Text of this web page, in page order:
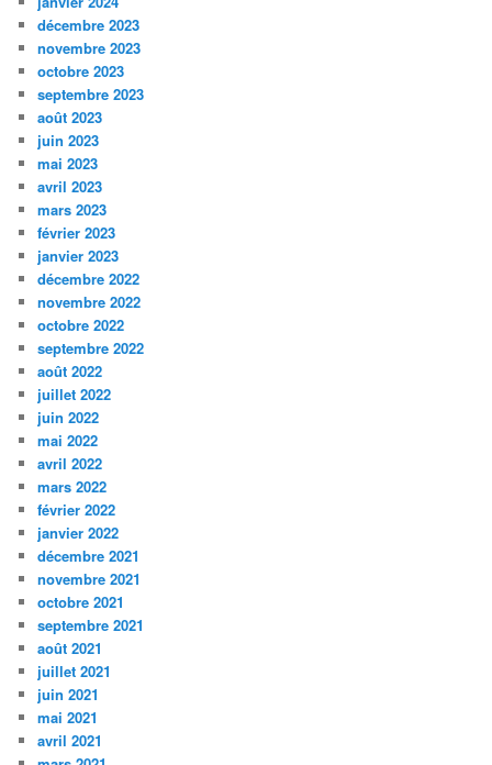
décembre 2023
novembre 2023
octobre 2023
septembre 2023
août 2023
juin 2023
mai 2023
avril 2023
mars 2023
février 2023
janvier 2023
décembre 2022
novembre 2022
octobre 2022
septembre 2022
août 2022
juillet 2022
juin 2022
mai 2022
avril 2022
mars 2022
février 2022
janvier 2022
décembre 2021
novembre 2021
octobre 2021
septembre 2021
août 2021
juillet 2021
juin 2021
mai 2021
avril 2021